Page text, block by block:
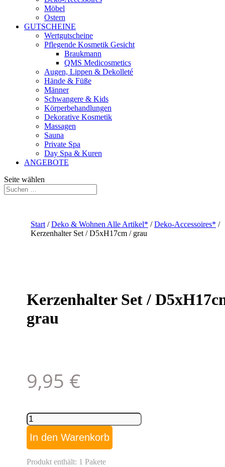
Möbel
Ostern
GUTSCHEINE
Wertgutscheine
Pflegende Kosmetik Gesicht
Braukmann
QMS Medicosmetics
Augen, Lippen & Dekolleté
Hände & Füße
Männer
Schwangere & Kids
Körperbehandlungen
Dekorative Kosmetik
Massagen
Sauna
Private Spa
Day Spa & Kuren
ANGEBOTE
Seite wählen
Start /Deko & Wohnen Alle Artikel* /Deko-Accessoires* /
Kerzenhalter Set / D5xH17cm / grau
Kerzenhalter Set /
grau
9,95 €
Kerzenhalter
Set
D5xH17cm
grau
In den Warenkorb
Produkt enthält: 1 Pakete